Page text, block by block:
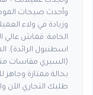
وأحدث صيحات
وزيادة في ولاء
الخامة: قماش عالي
اسطنبول الرائدة).
(السيري مقاسات
بحالة ممتازة
طلبك التجاري الآن